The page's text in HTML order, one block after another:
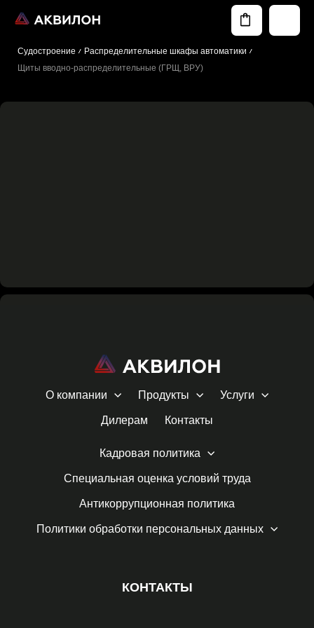
Судостроение
Распределительные шкафы автоматики
Щиты вводно-распределительные (ГРЩ, ВРУ)
О компании Продукты Услуги
Дилерам Контакты
Кадровая политика
Специальная оценка условий труда
Антикоррупционная политика
Политики обработки персональных данных
КОНТАКТЫ